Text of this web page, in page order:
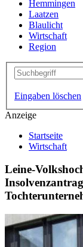
Hemmingen
Laatzen
Blaulicht
Wirtschaft
Region
Eingaben löschen
Anzeige
Startseite
Wirtschaft
Leine-